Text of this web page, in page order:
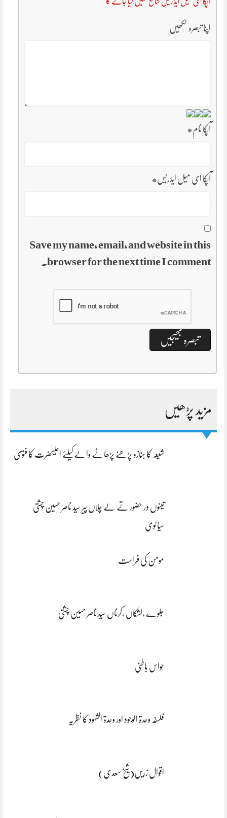
اپنا تبصرہ لکھیں
آپکا نام*
آپکا ای میل ایڈریس*
Save my name, email, and website in this
browser for the next time I comment.
مزید پڑھیں
شیعہ کا جنازہ پڑھنے پڑھانے والےکیلئے اعلیٰحضرت کا فتویٰ
تینوں در حضور تے لے چلاں پیر سید ناصر حسین چشتی
سیالوی
مومن کی فراست
جلوے ،لشکاں ،کرناں سید ناصر حسین چشتی
حواس باطنی
فلسفہ وحدۃ الوجود اور وحدۃ الشہود کا نظریہ
اقوال زریں(شیخ سعدی)